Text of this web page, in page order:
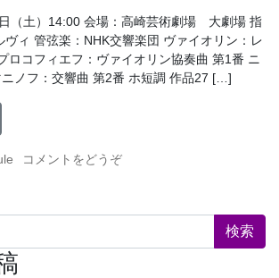
（土）14:00 会場：高崎芸術劇場 大劇場 指
ヴィ 管弦楽：NHK交響楽団 ヴァイオリン：レ
ロコフィエフ：ヴァイオリン協奏曲 第1番 ニ
ノフ：交響曲 第2番 ホ短調 作品27 […]
コメントをどうぞ